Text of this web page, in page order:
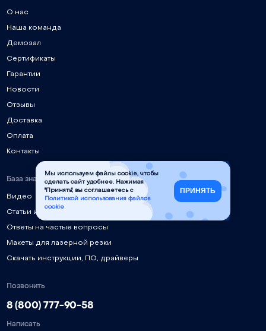
О нас
Наша команда
Демозал
Сертификаты
Гарантии
Новости
Отзывы
Доставка
Оплата
Контакты
База знаний
Видео
Статьи и руководства
Ответы на частые вопросы
Макеты для лазерной резки
Скачать инструкции, ПО, драйверы
Позвонить
8 (800) 777-90-58
Написать
Мы используем файлы cookie, чтобы
сделать сайт удобнее. Нажимая
"Принять", вы соглашаетесь с
Политикой использования файлов
cookie
ПРИНЯТЬ